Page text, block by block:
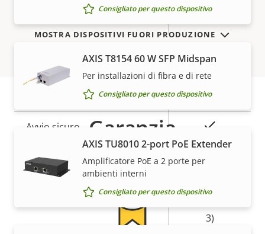
proprietà
della
proprietà
della
proprietà
Valore
della
proprietà
Avvio sicuro
Secure keystore
Secure
EAL6+, FIPS
3)
Consigliato per questo dispositivo
AXIS T8154 60 W SFP Midspan
Per installazioni di fibra e di rete
Consigliato per questo dispositivo
AXIS TU8010 2-port PoE Extender
Amplificatore PoE a 2 porte per
ambienti interni
Consigliato per questo dispositivo
MOSTRA DISPOSITIVI FUORI PRODUZIONE
Garanzia